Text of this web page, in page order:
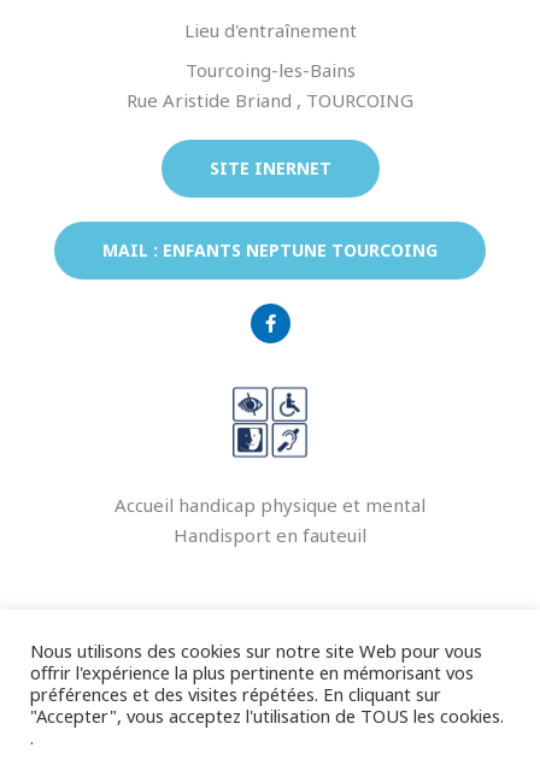
Lieu d'entraînement
Tourcoing-les-Bains
Rue Aristide Briand , TOURCOING
SITE INERNET
MAIL : ENFANTS NEPTUNE TOURCOING
F
a
c
b
o
-
Accueil handicap physique et mental
Handisport en fauteuil
REVENIR À LA LISTE DES SPORTS
Politique de confidentialité
Nous utilisons des cookies sur notre site Web pour vous
offrir l'expérience la plus pertinente en mémorisant vos
préférences et des visites répétées. En cliquant sur
"Accepter", vous acceptez l'utilisation de TOUS les cookies.
.